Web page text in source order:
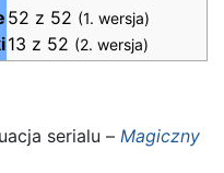
52 z 52 (1. wersja)
13 z 52 (2. wersja)
serialu – Magiczny